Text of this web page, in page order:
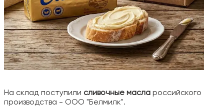
На склад поступили сливочные масла российского
производства - ООО "Белмилк".